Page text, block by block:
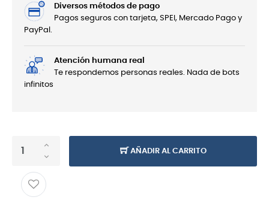
Diversos métodos de pago
Pagos seguros con tarjeta, SPEI, Mercado Pago y
PayPal.
Atención humana real
Te respondemos personas reales. Nada de bots
infinitos
AÑADIR AL CARRITO